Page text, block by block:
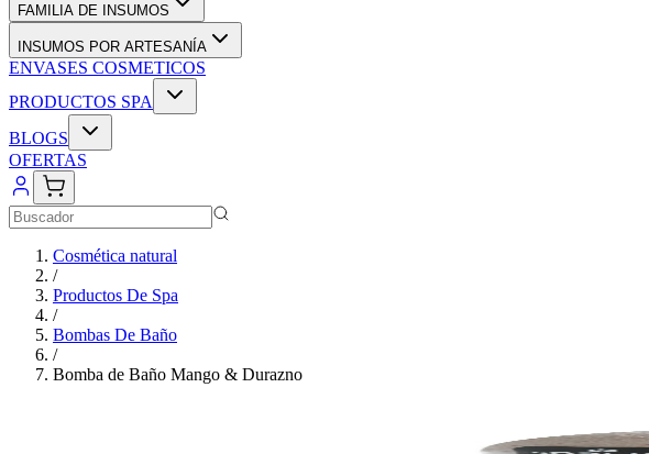
FAMILIA DE INSUMOS
INSUMOS POR ARTESANÍA
ENVASES COSMETICOS
PRODUCTOS SPA
BLOGS
OFERTAS
Cosmética natural
/
Productos De Spa
/
Bombas De Baño
/
Bomba de Baño Mango & Durazno